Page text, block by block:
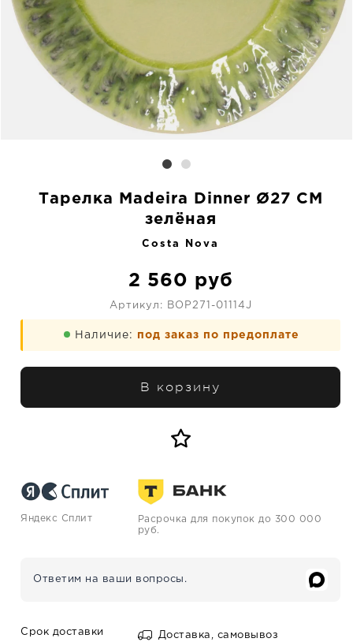
Тарелка Madeira Dinner Ø27 CM
зелёная
Costa Nova
2 560 руб
Артикул: BOP271-01114J
Наличие: под заказ по предоплате
В корзину
Яндекс Сплит
Расрочка для покупок до 300 000
руб.
Ответим на ваши вопросы.
Срок доставки
Доставка, самовывоз